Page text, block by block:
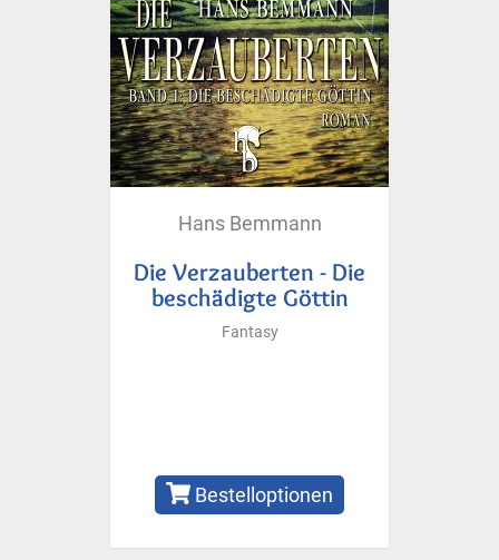
Hans Bemmann
Die Verzauberten - Die
beschädigte Göttin
Fantasy
Bestelloptionen